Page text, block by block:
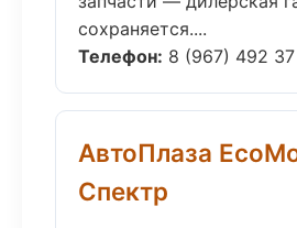
сохраняется....
Телефон: 8 (967) 492 37
АвтоПлаза
Спектр